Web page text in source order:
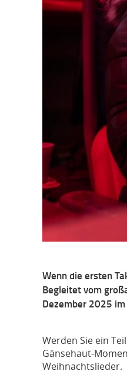
Wenn die ersten
Begleitet vom
Dezember 2025
Werden Sie ein
Gänsehaut-
Weihnachtslieder.